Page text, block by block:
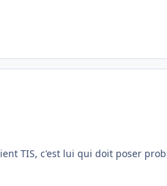
TIS, c'est lui qui doit poser